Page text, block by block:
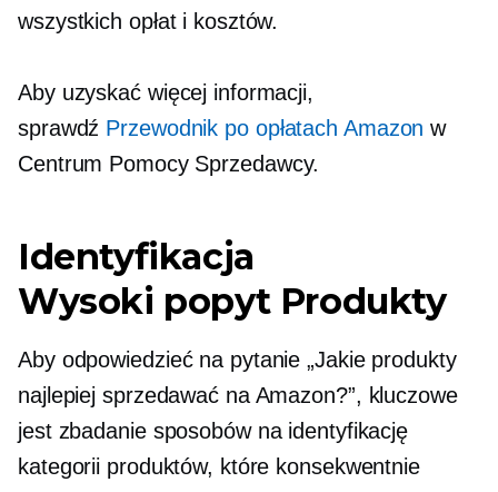
wszystkich opłat i kosztów.
Aby uzyskać więcej informacji,
sprawdź Przewodnik po opłatach Amazon w
Centrum Pomocy Sprzedawcy.
Identyfikacja
Wysoki popytProdukty
Aby odpowiedzieć na pytanie „Jakie produkty
najlepiej sprzedawać na Amazon?”, kluczowe
jest zbadanie sposobów na identyfikację
kategorii produktów, które konsekwentnie